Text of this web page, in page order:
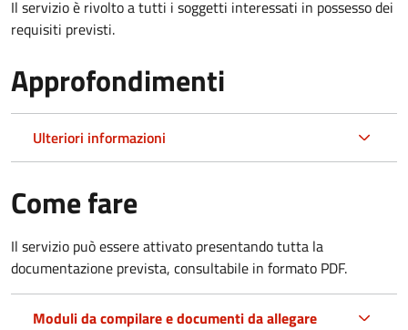
Il servizio è rivolto a tutti i soggetti interessati in possesso dei
requisiti previsti.
Approfondimenti
Ulteriori informazioni
Come fare
Il servizio può essere attivato presentando tutta la
documentazione prevista, consultabile in formato PDF.
Moduli da compilare e documenti da allegare